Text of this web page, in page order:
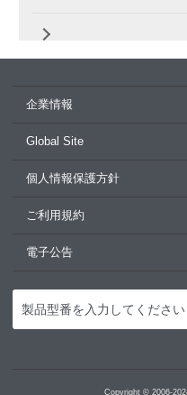
企業情報
Global Site
個人情報保護方針
ご利用規約
電子公告
Copyright © 2006-